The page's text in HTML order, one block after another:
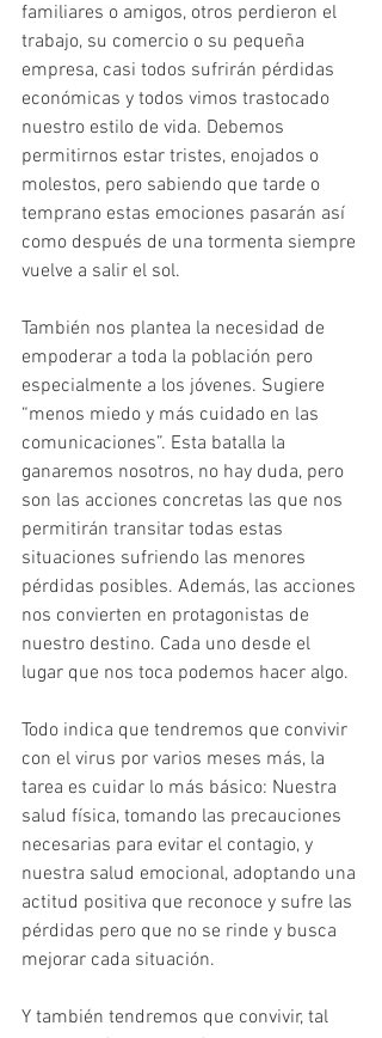
familiares o amigos, otros perdieron el
trabajo, su comercio o su pequeña
empresa, casi todos sufrirán pérdidas
económicas y todos vimos trastocado
nuestro estilo de vida. Debemos
permitirnos estar tristes, enojados o
molestos, pero sabiendo que tarde o
temprano estas emociones pasarán así
como después de una tormenta siempre
vuelve a salir el sol.
También nos plantea la necesidad de
empoderar a toda la población pero
especialmente a los jóvenes. Sugiere
“menos miedo y más cuidado en las
comunicaciones”. Esta batalla la
ganaremos nosotros, no hay duda, pero
son las acciones concretas las que nos
permitirán transitar todas estas
situaciones sufriendo las menores
pérdidas posibles. Además, las acciones
nos convierten en protagonistas de
nuestro destino. Cada uno desde el
lugar que nos toca podemos hacer algo.
Todo indica que tendremos que convivir
con el virus por varios meses más, la
tarea es cuidar lo más básico: Nuestra
salud física, tomando las precauciones
necesarias para evitar el contagio, y
nuestra salud emocional, adoptando una
actitud positiva que reconoce y sufre las
pérdidas pero que no se rinde y busca
mejorar cada situación.
Y también tendremos que convivir, tal